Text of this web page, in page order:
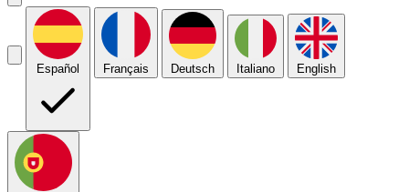
Español Français Deutsch Italiano English